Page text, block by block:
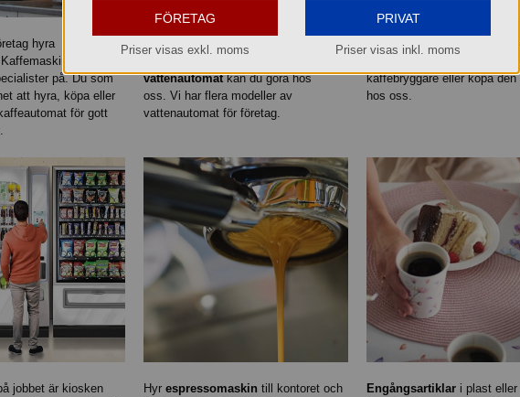
hyra
för
på. Du som
att hyra, köpa eller
för gott
Vattenautomater
Kolsyrat vatten på
vattenautomatkan du göra hos
oss. Vi har flera modeller av
vattenautomat för företag.
Kaffebryggare
för företag,
och kafé. Du kan som
kaffebryggare eller köpa
hos oss.
jobbet är kiosken
Hyrespressomaskin till kontoret och
Engångsartiklari plast eller
FÖRETAG
Priser visas exkl. moms
PRIVAT
Priser visas inkl. moms